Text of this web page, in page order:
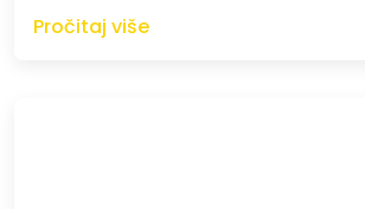
Pročitaj više